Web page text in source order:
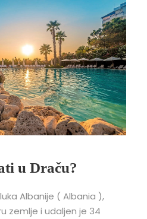
u Draču?
Albanije ( Albania ),
zemlje i udaljen je 34